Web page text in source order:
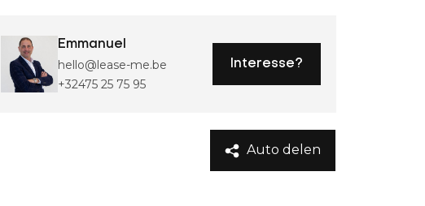
Emmanuel
hello@lease-me.be
+32475 25 75 95
Interesse?
Auto delen